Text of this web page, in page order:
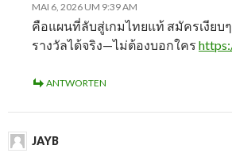
MAI 6, 2026 UM 9:39 AM
คือแผนที่ลับสู่เกมไทยแท้ สมัครเงียบ
รางวัลได้จริง—ไม่ต้องบอกใคร
ANTWORTEN
JAYB